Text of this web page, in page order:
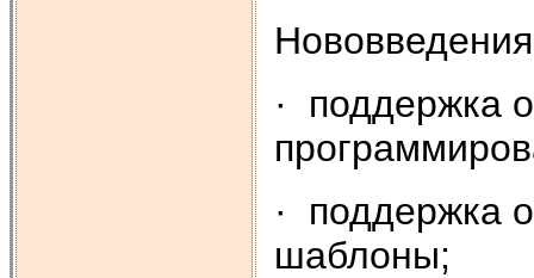
· поддержка
· поддержка
шаблоны;